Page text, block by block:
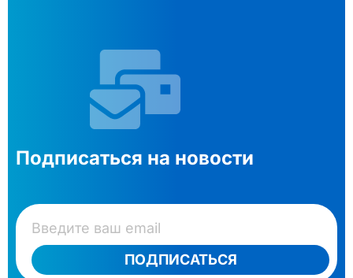
Подписаться на новости
ПОДПИСАТЬСЯ